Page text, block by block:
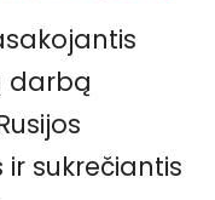
darbą
ir sukrečiantis